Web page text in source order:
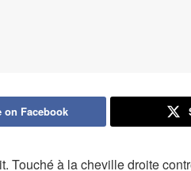
on Facebook
Touché à la cheville droite